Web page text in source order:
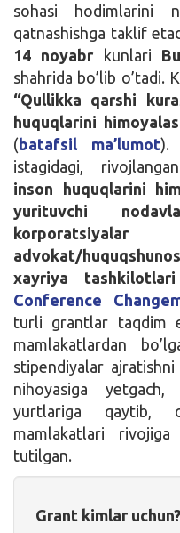
sohasi hodimlarini
qatnashishga taklif
14 noyabr kunlari
shahrida bo’lib o’tadi.
“Qullikka qarshi
huquqlarini
(batafsil ma’lumot).
istagidagi,
inson huquqlarini
yurituvchi
advokat/
xayriya tashkilotlari
Conference
turli grantlar taqdim
mamlakatlardan
stipendiyalar
nihoyasiga
yurtlariga qaytib,
mamlakatlari rivojiga
tutilgan.
Grant kimlar uchun?